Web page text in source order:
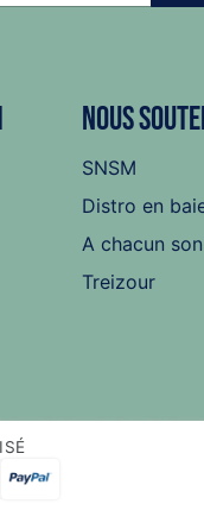
Nous
SNSM
Distro en
A chacun
Treizour